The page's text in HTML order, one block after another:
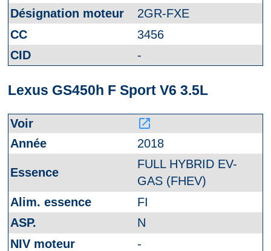
2GR-FXE
3456
-
Lexus GS450h F Sport V6 3.5L
launch
2018
FULL HYBRID EV-
GAS (FHEV)
FI
N
-